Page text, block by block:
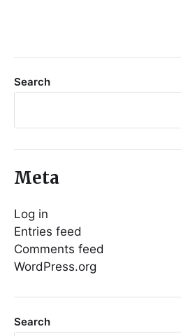
Search
Meta
Log in
Entries feed
Comments feed
WordPress.org
Search